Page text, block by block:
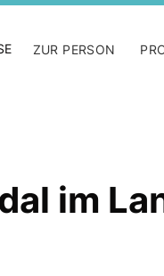
ZUR PERSON
im